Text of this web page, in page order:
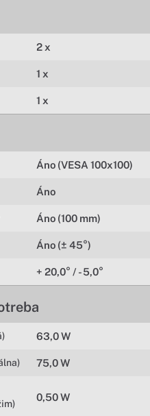
2 x
1 x
1 x
Áno (VESA 100x100)
Áno
Áno (100 mm)
Áno (± 45°)
+ 20,0° / - 5,0°
63,0 W
75,0 W
0,50 W